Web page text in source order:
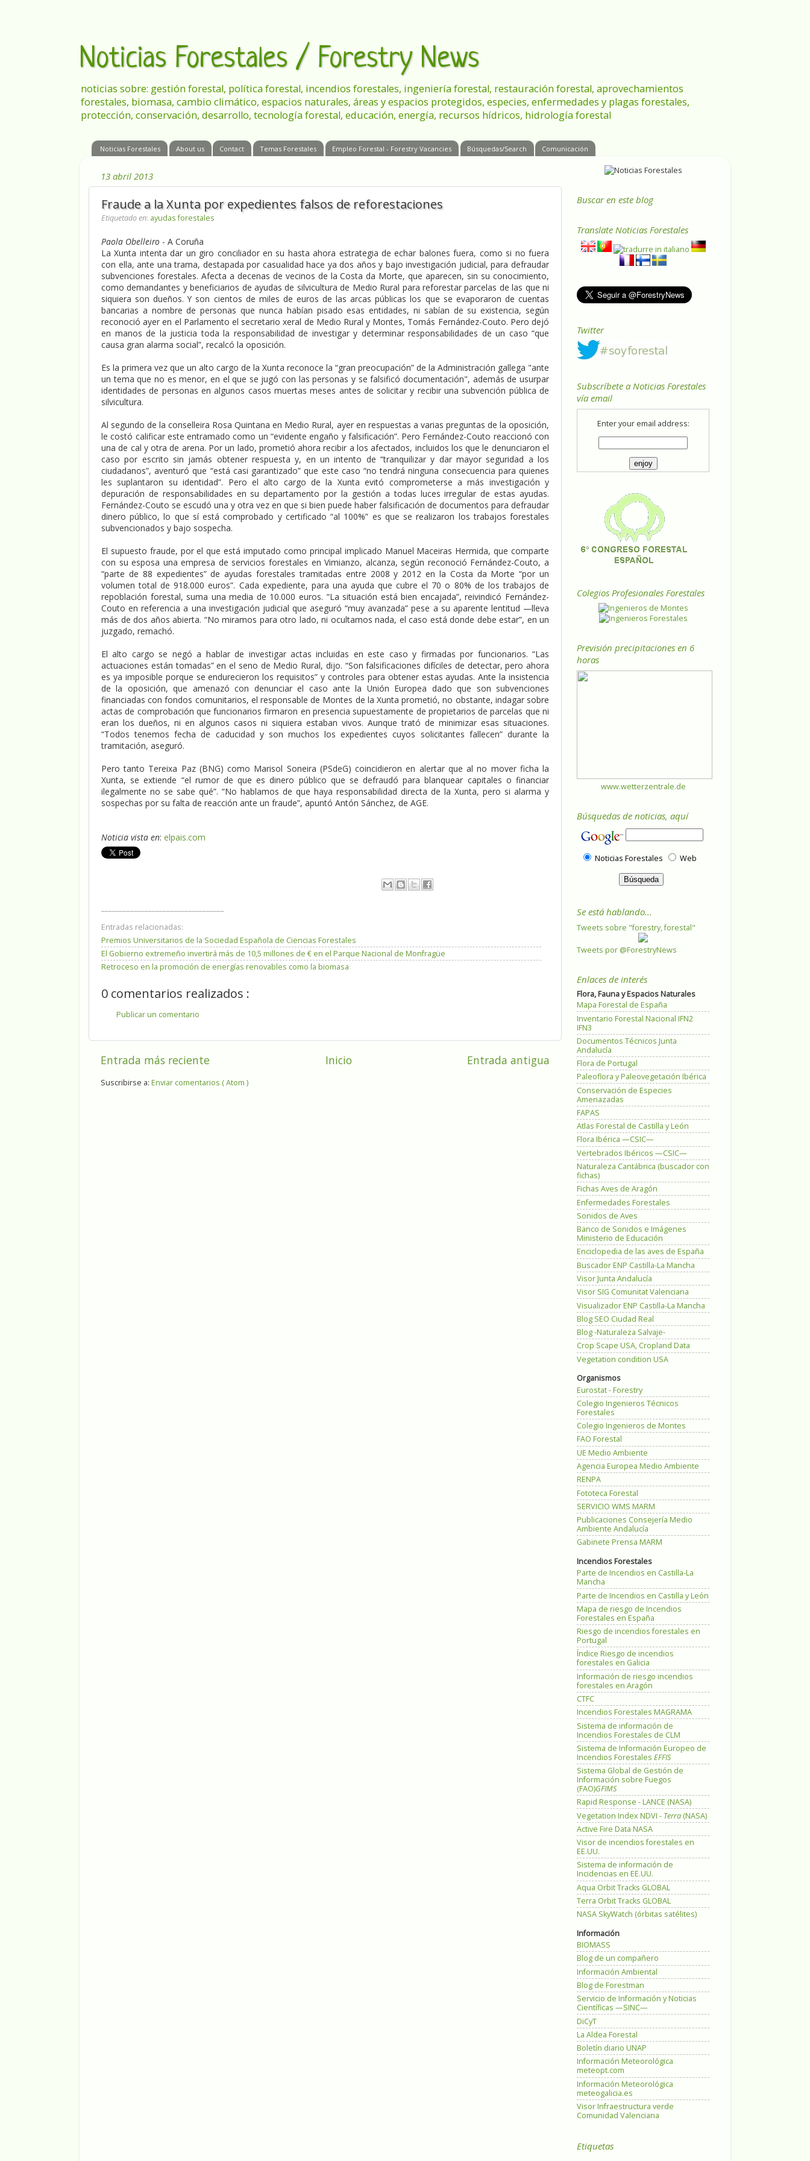
Noticias Forestales / Forestry News
noticias sobre: gestión forestal, política forestal, incendios forestales, ingeniería forestal, restauración forestal, aprovechamientos
forestales, biomasa, cambio climático, espacios naturales, áreas y espacios protegidos, especies, enfermedades y plagas forestales,
protección, conservación, desarrollo, tecnología forestal, educación, energía, recursos hídricos, hidrología forestal
Noticias Forestales About us Contact Temas Forestales Empleo Forestal - Forestry Vacancies Búsquedas/Search Comunicación
13 abril 2013
Fraude a la Xunta por expedientes falsos de reforestaciones
Etiquetado en: ayudas forestales
Paola Obelleiro - A Coruña
La Xunta intenta dar un giro conciliador en su hasta ahora estrategia de echar balones fuera, como si no fuera
con ella, ante una trama, destapada por casualidad hace ya dos años y bajo investigación judicial, para defraudar
subvenciones forestales. Afecta a decenas de vecinos de la Costa da Morte, que aparecen, sin su conocimiento,
como demandantes y beneficiarios de ayudas de silvicultura de Medio Rural para reforestar parcelas de las que ni
siquiera son dueños. Y son cientos de miles de euros de las arcas públicas los que se evaporaron de cuentas
bancarias a nombre de personas que nunca habían pisado esas entidades, ni sabían de su existencia, según
reconoció ayer en el Parlamento el secretario xeral de Medio Rural y Montes, Tomás Fernández-Couto. Pero dejó
en manos de la justicia toda la responsabilidad de investigar y determinar responsabilidades de un caso “que
causa gran alarma social”, recalcó la oposición.
Es la primera vez que un alto cargo de la Xunta reconoce la “gran preocupación” de la Administración gallega "ante
un tema que no es menor, en el que se jugó con las personas y se falsificó documentación", además de usurpar
identidades de personas en algunos casos muertas meses antes de solicitar y recibir una subvención pública de
silvicultura.
Al segundo de la conselleira Rosa Quintana en Medio Rural, ayer en respuestas a varias preguntas de la oposición,
le costó calificar este entramado como un “evidente engaño y falsificación”. Pero Fernández-Couto reaccionó con
una de cal y otra de arena. Por un lado, prometió ahora recibir a los afectados, incluidos los que le denunciaron el
caso por escrito sin jamás obtener respuesta y, en un intento de “tranquilizar y dar mayor seguridad a los
ciudadanos”, aventuró que “está casi garantizado” que este caso “no tendrá ninguna consecuencia para quienes
les suplantaron su identidad”. Pero el alto cargo de la Xunta evitó comprometerse a más investigación y
depuración de responsabilidades en su departamento por la gestión a todas luces irregular de estas ayudas.
Fernández-Couto se escudó una y otra vez en que si bien puede haber falsificación de documentos para defraudar
dinero público, lo que sí está comprobado y certificado “al 100%” es que se realizaron los trabajos forestales
subvencionados y bajo sospecha.
El supuesto fraude, por el que está imputado como principal implicado Manuel Maceiras Hermida, que comparte
con su esposa una empresa de servicios forestales en Vimianzo, alcanza, según reconoció Fernández-Couto, a
“parte de 88 expedientes” de ayudas forestales tramitadas entre 2008 y 2012 en la Costa da Morte “por un
volumen total de 918.000 euros”. Cada expediente, para una ayuda que cubre el 70 o 80% de los trabajos de
repoblación forestal, suma una media de 10.000 euros. “La situación está bien encajada”, reivindicó Fernández-
Couto en referencia a una investigación judicial que aseguró “muy avanzada” pese a su aparente lentitud —lleva
más de dos años abierta. “No miramos para otro lado, ni ocultamos nada, el caso está donde debe estar”, en un
juzgado, remachó.
El alto cargo se negó a hablar de investigar actas incluidas en este caso y firmadas por funcionarios. “Las
actuaciones están tomadas” en el seno de Medio Rural, dijo. “Son falsificaciones difíciles de detectar, pero ahora
es ya imposible porque se endurecieron los requisitos” y controles para obtener estas ayudas. Ante la insistencia
de la oposición, que amenazó con denunciar el caso ante la Unión Europea dado que son subvenciones
financiadas con fondos comunitarios, el responsable de Montes de la Xunta prometió, no obstante, indagar sobre
actas de comprobación que funcionarios firmaron en presencia supuestamente de propietarios de parcelas que ni
eran los dueños, ni en algunos casos ni siquiera estaban vivos. Aunque trató de minimizar esas situaciones.
“Todos tenemos fecha de caducidad y son muchos los expedientes cuyos solicitantes fallecen” durante la
tramitación, aseguró.
Pero tanto Tereixa Paz (BNG) como Marisol Soneira (PSdeG) coincidieron en alertar que al no mover ficha la
Xunta, se extiende “el rumor de que es dinero público que se defraudó para blanquear capitales o financiar
ilegalmente no se sabe qué”. “No hablamos de que haya responsabilidad directa de la Xunta, pero si alarma y
sospechas por su falta de reacción ante un fraude”, apuntó Antón Sánchez, de AGE.
Noticia vista en: elpais.com
Entradas relacionadas:
Premios Universitarios de la Sociedad Española de Ciencias Forestales
El Gobierno extremeño invertirá más de 10,5 millones de € en el Parque Nacional de Monfragüe
Retroceso en la promoción de energías renovables como la biomasa
0 comentarios realizados :
Publicar un comentario
Entrada más reciente Entrada antigua
Inicio
Suscribirse a: Enviar comentarios ( Atom )
Buscar en este blog
Translate Noticias Forestales
Twitter
Subscríbete a Noticias Forestales
vía email
Enter your email address:
Colegios Profesionales Forestales
Previsión precipitaciones en 6
horas
www.wetterzentrale.de
Búsquedas de noticias, aquí
Noticias Forestales Web
Se está hablando...
Tweets sobre "forestry, forestal"
Tweets por @ForestryNews
Enlaces de interés
Flora, Fauna y Espacios Naturales
Mapa Forestal de España
Inventario Forestal Nacional IFN2
IFN3
Documentos Técnicos Junta
Andalucía
Flora de Portugal
Paleoflora y Paleovegetación Ibérica
Conservación de Especies
Amenazadas
FAPAS
Atlas Forestal de Castilla y León
Flora Ibérica —CSIC—
Vertebrados Ibéricos —CSIC—
Naturaleza Cantábrica (buscador con
fichas)
Fichas Aves de Aragón
Enfermedades Forestales
Sonidos de Aves
Banco de Sonidos e Imágenes
Ministerio de Educación
Enciclopedia de las aves de España
Buscador ENP Castilla-La Mancha
Visor Junta Andalucía
Visor SIG Comunitat Valenciana
Visualizador ENP Castilla-La Mancha
Blog SEO Ciudad Real
Blog -Naturaleza Salvaje-
Crop Scape USA, Cropland Data
Vegetation condition USA
Organismos
Eurostat - Forestry
Colegio Ingenieros Técnicos
Forestales
Colegio Ingenieros de Montes
FAO Forestal
UE Medio Ambiente
Agencia Europea Medio Ambiente
RENPA
Fototeca Forestal
SERVICIO WMS MARM
Publicaciones Consejería Medio
Ambiente Andalucía
Gabinete Prensa MARM
Incendios Forestales
Parte de Incendios en Castilla-La
Mancha
Parte de Incendios en Castilla y León
Mapa de riesgo de Incendios
Forestales en España
Riesgo de incendios forestales en
Portugal
Índice Riesgo de incendios
forestales en Galicia
Información de riesgo incendios
forestales en Aragón
CTFC
Incendios Forestales MAGRAMA
Sistema de información de
Incendios Forestales de CLM
Sistema de Información Europeo de
Incendios Forestales EFFIS
Sistema Global de Gestión de
Información sobre Fuegos
(FAO)GFIMS
Rapid Response - LANCE (NASA)
Vegetation Index NDVI - Terra (NASA)
Active Fire Data NASA
Visor de incendios forestales en
EE.UU.
Sistema de información de
Incidencias en EE.UU.
Aqua Orbit Tracks GLOBAL
Terra Orbit Tracks GLOBAL
NASA SkyWatch (órbitas satélites)
Información
BIOMASS
Blog de un compañero
Información Ambiental
Blog de Forestman
Servicio de Información y Noticias
Científicas —SINC—
DiCyT
La Aldea Forestal
Boletín diario UNAP
Información Meteorológica
meteopt.com
Información Meteorológica
meteogalicia.es
Visor Infraestructura verde
Comunidad Valenciana
Etiquetas